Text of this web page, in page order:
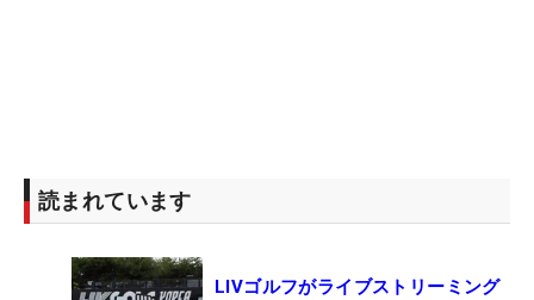
読まれています
LIVゴルフがライブストリーミング